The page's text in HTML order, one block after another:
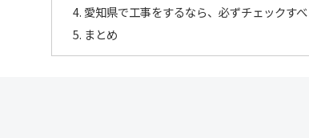
愛知県で工事をするなら、必ずチェックす
まとめ